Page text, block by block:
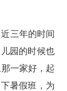
三年的时间
园的时候也
一家好，起
暑假班，为